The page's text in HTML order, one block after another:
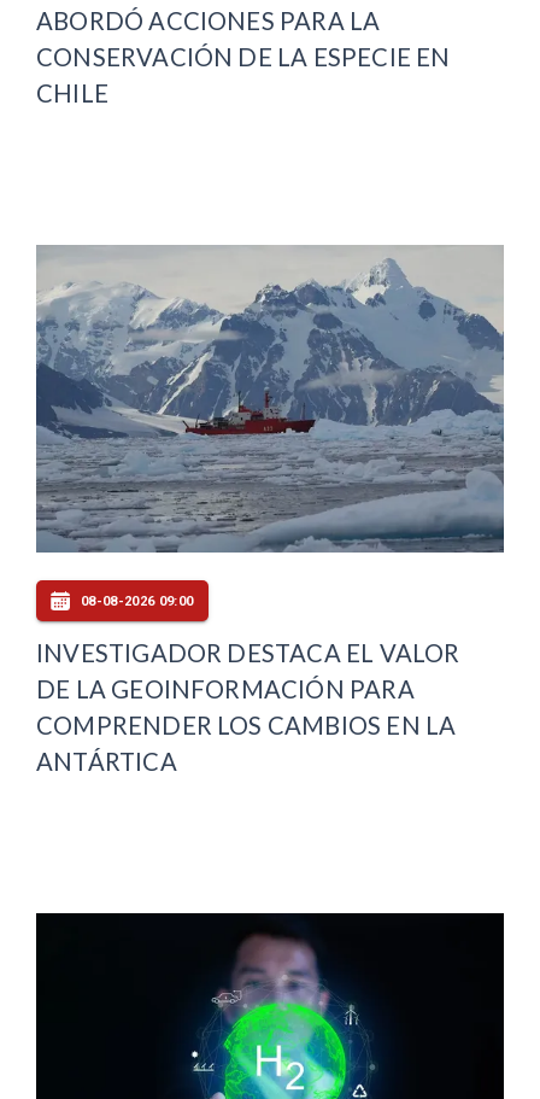
ABORDÓ ACCIONES PARA LA
CONSERVACIÓN DE LA ESPECIE EN
CHILE
08-08-2026 09:00
INVESTIGADOR DESTACA EL VALOR
DE LA GEOINFORMACIÓN PARA
COMPRENDER LOS CAMBIOS EN LA
ANTÁRTICA